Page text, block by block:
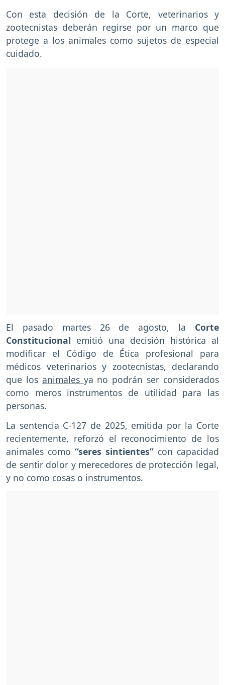
Con esta decisión de la Corte, veterinarios y
zootecnistas deberán regirse por un marco que
protege a los animales como sujetos de especial
cuidado.
El pasado martes 26 de agosto, la Corte
Constitucional emitió una decisión histórica al
modificar el Código de Ética profesional para
médicos veterinarios y zootecnistas, declarando
que los animales ya no podrán ser considerados
como meros instrumentos de utilidad para las
personas.
La sentencia C-127 de 2025, emitida por la Corte
recientemente, reforzó el reconocimiento de los
animales como “seres sintientes” con capacidad
de sentir dolor y merecedores de protección legal,
y no como cosas o instrumentos.